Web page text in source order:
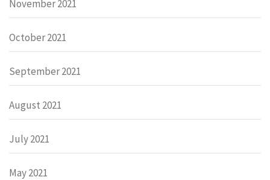
November 2021
October 2021
September 2021
August 2021
July 2021
May 2021